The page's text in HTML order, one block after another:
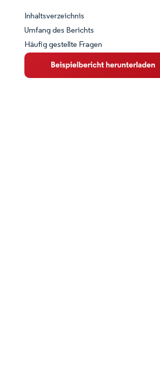
Marktschnappschuss
Marktübersicht
Wichtige Markttrends
Inhaltsverzeichnis
Umfang des Berichts
Häufig gestellte Fragen